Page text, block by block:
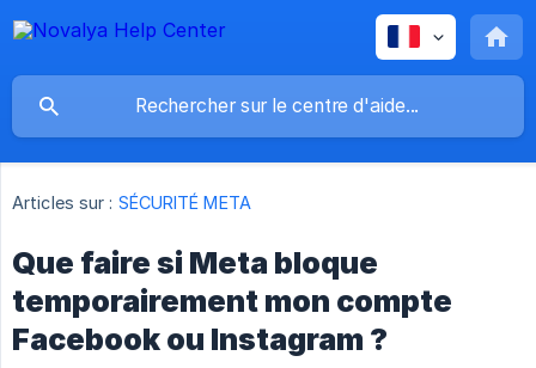
Articles sur : SÉCURITÉ META
Que faire si Meta bloque
temporairement mon compte
Facebook ou Instagram ?